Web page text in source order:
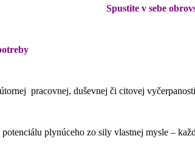
Spustite v sebe
pracovnej, duševnej či citovej vyčerpanosti
potenciálu plynúceho zo sily vlastnej mysle